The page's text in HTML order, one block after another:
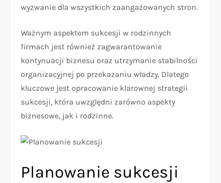
wyzwanie dla wszystkich zaangażowanych stron.
Ważnym aspektem sukcesji w rodzinnych
firmach jest również zagwarantowanie
kontynuacji biznesu oraz utrzymanie stabilności
organizacyjnej po przekazaniu władzy. Dlatego
kluczowe jest opracowanie klarownej strategii
sukcesji, która uwzględni zarówno aspekty
biznesowe, jak i rodzinne.
Planowanie sukcesji